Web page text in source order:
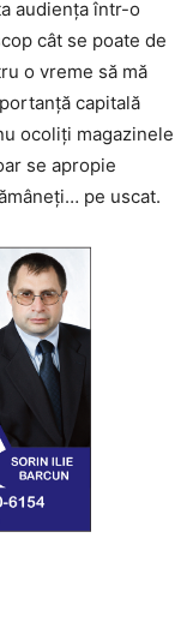
audiența într-o
cât se poate de
o vreme să mă
capitală
ocoliți magazinele
se apropie
pe uscat.